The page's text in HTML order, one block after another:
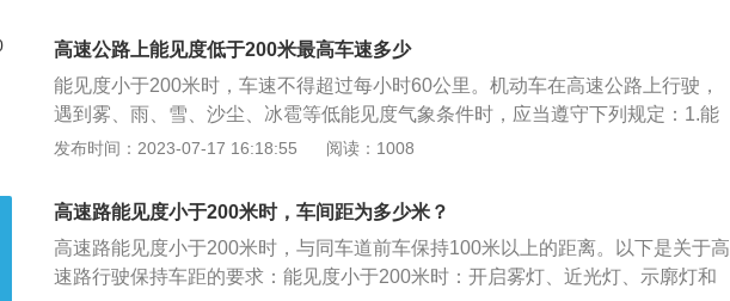
于中速和低速。低速占主流的环境里，低速是普速或常速，而中速占主流的环境
里，中速是普速或常速。
时，两车之间不容易发生交通事故。虽然能见度低发生交通事故的可能性会大幅
度提高，但是如果驾驶者都能遵守相应的交通规则，也是可以避免交通事故的。
法律依据：《中华人民共和国道路交通安全法实施条例》第八十一条：机动车在
高速公路上行驶，遇有雾、雨、雪、沙尘、冰雹等低能见度气象条件时，应当遵
守下列规定：（一）能见度小于200米时，开启雾灯、近光灯、示廓灯和前后位
能见度小于100米时，开启雾灯、近光灯、示廓灯、前后位灯和危险报警闪光
灯，车速不得超过每小时40公里，与同车道前车保持50米以上的距离；（三）能
见度小于50米时，开启雾灯、近光灯、示廓灯、前后位灯和危险报警闪光灯，车
高速公路上能见度低于200米最高车速多少
能见度小于200米时，车速不得超过每小时60公里。机动车在高速公路上行驶，
遇到雾、雨、雪、沙尘、冰雹等低能见度气象条件时，应当遵守下列规定：1.能
见度小于200米时，开启雾灯、近光灯和前后示廓灯。车速不得超过每小时60公
近光灯、前后示廓灯和危险警告闪光灯。车速不得超过每小时40公里，并与同车
道车辆保持50米以上的距离；3.能见度小于50米时，开启雾灯、近光灯、前后示
廓灯和危险警告手电筒。车速不得超过每小时20公里，尽快从最近的出口驶离高
速公路。高速公路管理部门应当通过显示屏发布限速、保距等提示信息。
发布时间：2023-07-17 16:18:55 阅读：1008
高速路能见度小于200米时，车间距为多少米？
高速路能见度小于200米时，与同车道前车保持100米以上的距离。以下是关于高
速路行驶保持车距的要求：能见度小于200米时：开启雾灯、近光灯、示廓灯和